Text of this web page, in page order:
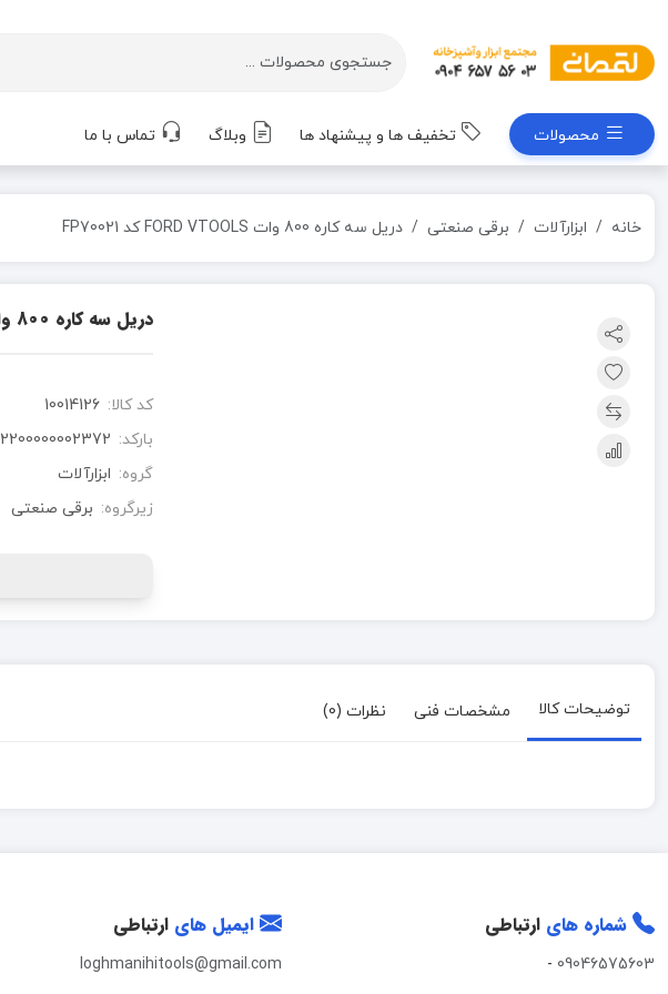
محصولات تخفیف ها و پیشنهاد ها وبلاگ تماس با ما
خانه ابزارآلات برقی صنعتی دریل سه کاره 800 وات FORD VTOOLS کد FP70021
دریل سه کاره 800 وات FORD VTOOLS کد FP70021
کد کالا: 10014126
بارکد: 2200000002372
گروه: ابزارآلات
زیرگروه: برقی صنعتی
توضیحات کالا مشخصات فنی نظرات (0)
شماره های ارتباطی
09046575603
-
ایمیل های ارتباطی
loghmanihitools@gmail.com